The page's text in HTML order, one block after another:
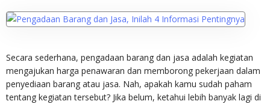
Secara sederhana, pengadaan barang dan jasa adalah kegiatan
mengajukan harga penawaran dan memborong pekerjaan dalam
penyediaan barang atau jasa. Nah, apakah kamu sudah paham
tentang kegiatan tersebut? Jika belum, ketahui lebih banyak lagi di